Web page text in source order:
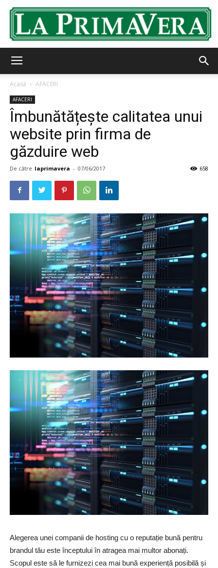
Acasă AFACERI
AFACERI
Îmbunătățește calitatea unui
website prin firma de
găzduire web
De către laprimavera - 07/06/2017 658
Alegerea unei companii de hosting cu o reputație bună pentru
brandul tău este începtului în atragea mai multor abonați.
Scopul este să le furnizezi cea mai bună experiență posibilă și